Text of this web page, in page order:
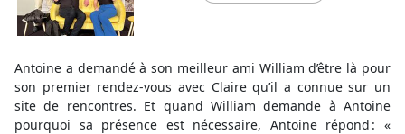
Antoine a demandé à son meilleur ami William d’être là pour
son premier rendez-vous avec Claire qu’il a connue sur un
site de rencontres. Et quand William demande à Antoine
pourquoi sa présence est nécessaire, Antoine répond : «